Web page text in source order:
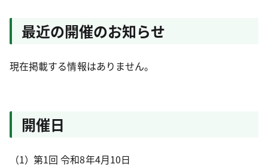
最近の開催のお知らせ
現在掲載する情報はありません。
開催日
第1回 令和8年4月10日